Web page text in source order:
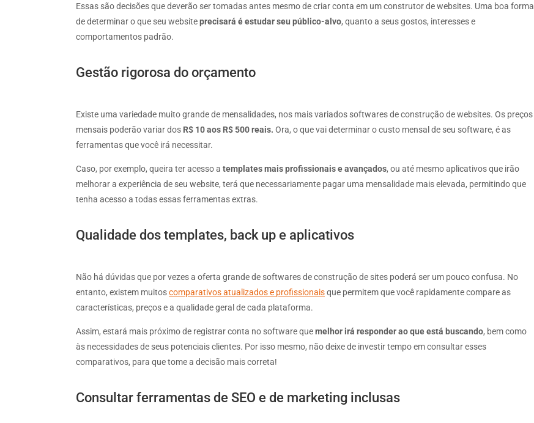
Essas são decisões que deverão ser tomadas antes mesmo de criar conta em um construtor de websites. Uma boa forma
de determinar o que seu websiteprecisará é estudar seu público-alvo, quanto a seus gostos, interesses e
comportamentos padrão.
Gestão rigorosa do orçamento
Existe uma variedade muito grande de mensalidades, nos mais variados softwares de construção de websites. Os preços
mensais poderão variar dos R$ 10 aos R$ 500 reais. Ora, o que vai determinar o custo mensal de seu software, é as
ferramentas que você irá necessitar.
Caso, por exemplo, queira ter acesso atemplates mais profissionais e avançados, ou até mesmo aplicativos que irão
melhorar a experiência de seu website, terá que necessariamente pagar uma mensalidade mais elevada, permitindo que
tenha acesso a todas essas ferramentas extras.
Qualidade dos templates, back up e aplicativos
Não há dúvidas que por vezes a oferta grande de softwares de construção de sites poderá ser um pouco confusa. No
entanto, existem muitoscomparativos atualizados e profissionaisque permitem que você rapidamente compare as
características, preços e a qualidade geral de cada plataforma.
Assim, estará mais próximo de registrar conta no software quemelhor irá responder ao que está buscando, bem como
às necessidades de seus potenciais clientes. Por isso mesmo, não deixe de investir tempo em consultar esses
comparativos, para que tome a decisão mais correta!
Consultar ferramentas de SEO e de marketing inclusas